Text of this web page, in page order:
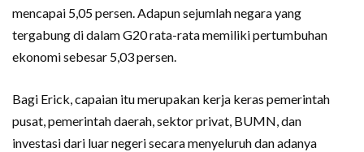
mencapai 5,05 persen. Adapun sejumlah negara yang
tergabung di dalam G20 rata-rata memiliki pertumbuhan
ekonomi sebesar 5,03 persen.
Bagi Erick, capaian itu merupakan kerja keras pemerintah
pusat, pemerintah daerah, sektor privat, BUMN, dan
investasi dari luar negeri secara menyeluruh dan adanya